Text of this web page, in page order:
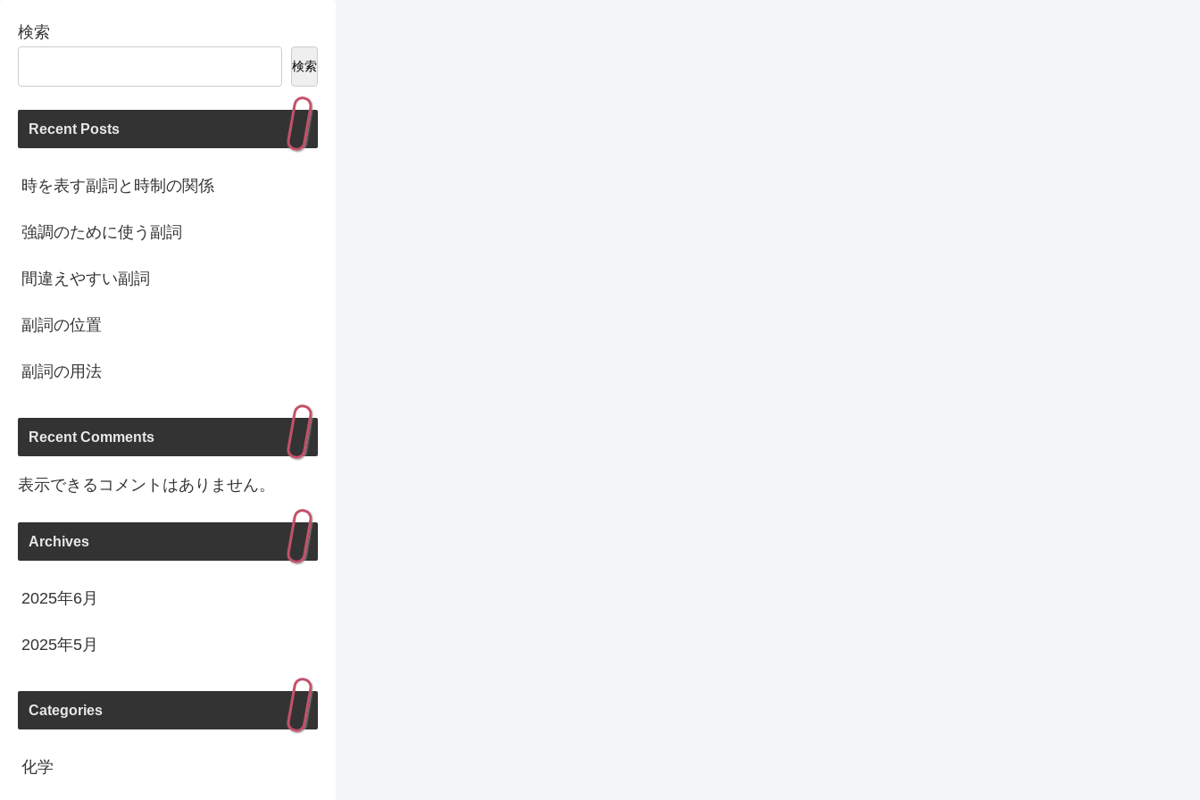
検索
検索
Recent Posts
時を表す副詞と時制の関係
強調のために使う副詞
間違えやすい副詞
副詞の位置
副詞の用法
Recent Comments
表示できるコメントはありません。
Archives
2025年6月
2025年5月
Categories
化学